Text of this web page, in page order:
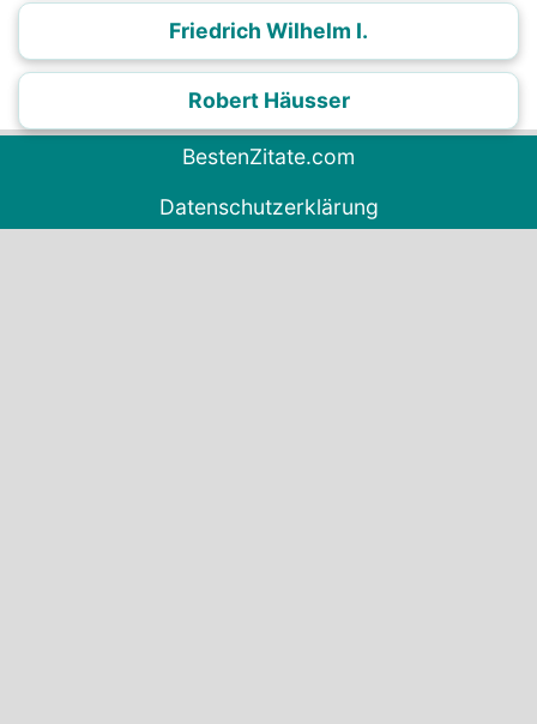
Friedrich Wilhelm I.
Robert Häusser
BestenZitate.com
Datenschutzerklärung